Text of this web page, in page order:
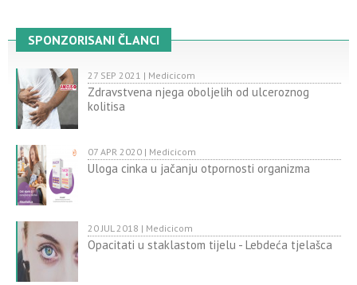
SPONZORISANI ČLANCI
27 SEP 2021 | Medicicom
Zdravstvena njega oboljelih od ulceroznog
kolitisa
07 APR 2020 | Medicicom
Uloga cinka u jačanju otpornosti organizma
20 JUL 2018 | Medicicom
Opacitati u staklastom tijelu - Lebdeća tjelašca